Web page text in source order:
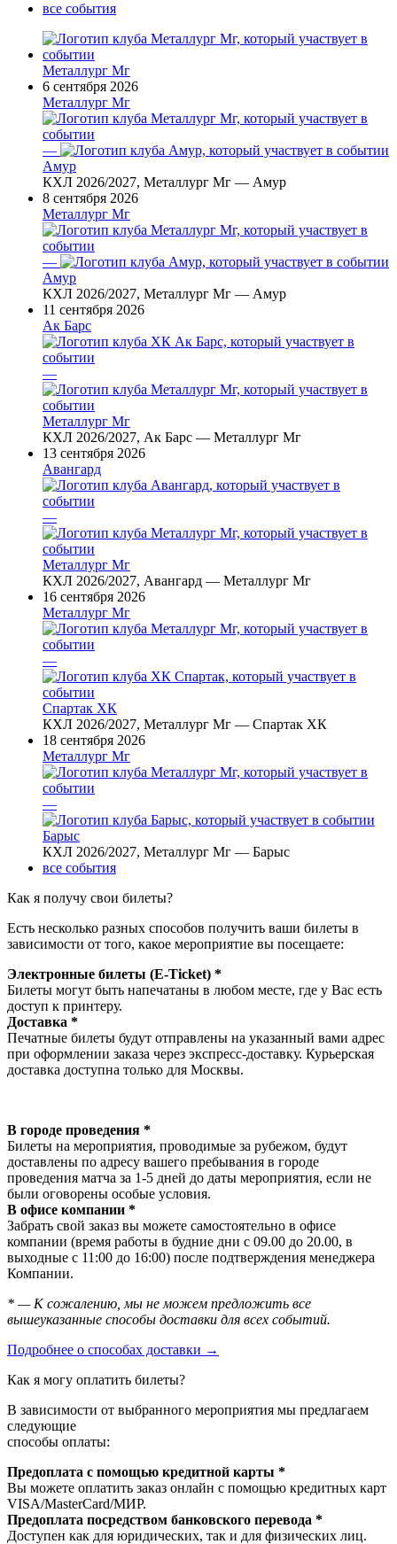
все события
Металлург Мг
6 сентября 2026
Металлург Мг
—
Амур
КХЛ 2026/2027, Металлург Мг — Амур
8 сентября 2026
Металлург Мг
—
Амур
КХЛ 2026/2027, Металлург Мг — Амур
11 сентября 2026
Ак Барс
—
Металлург Мг
КХЛ 2026/2027, Ак Барс — Металлург Мг
13 сентября 2026
Авангард
—
Металлург Мг
КХЛ 2026/2027, Авангард — Металлург Мг
16 сентября 2026
Металлург Мг
—
Спартак ХК
КХЛ 2026/2027, Металлург Мг — Спартак ХК
18 сентября 2026
Металлург Мг
—
Барыс
КХЛ 2026/2027, Металлург Мг — Барыс
все события
Как я получу свои билеты?
Есть несколько разных способов получить ваши билеты в
зависимости от того, какое мероприятие вы посещаете:
Электронные билеты (E-Ticket) *
Билеты могут быть напечатаны в любом месте, где у Вас есть
доступ к принтеру.
Доставка *
Печатные билеты будут отправлены на указанный вами адрес
при оформлении заказа через экспресс-доставку. Курьерская
доставка доступна только для Москвы.
В городе проведения *
Билеты на мероприятия, проводимые за рубежом, будут
доставлены по адресу вашего пребывания в городе
проведения матча за 1-5 дней до даты мероприятия, если не
были оговорены особые условия.
В офисе компании *
Забрать свой заказ вы можете самостоятельно в офисе
компании (время работы в будние дни с 09.00 до 20.00, в
выходные с 11:00 до 16:00) после подтверждения менеджера
Компании.
* — К сожалению, мы не можем предложить все
вышеуказанные способы доставки для всех событий.
Подробнее о способах доставки →
Как я могу оплатить билеты?
В зависимости от выбранного мероприятия мы предлагаем
следующие
способы оплаты:
Предоплата с помощью кредитной карты *
Вы можете оплатить заказ онлайн с помощью кредитных карт
VISA/MasterСard/МИР.
Предоплата посредством банковского перевода *
Доступен как для юридических, так и для физических лиц.